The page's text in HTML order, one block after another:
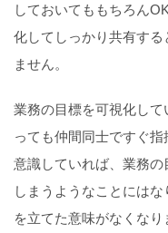
しておいてももちろん
化してしっかり共有す
ません。
業務の目標を可視化し
っても仲間同士ですぐ
意識していれば、業務
しまうようなことには
を立てた意味がなくな